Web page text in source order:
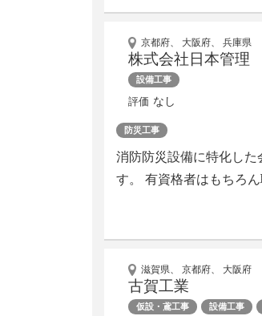
京都府、 大阪府、 兵庫県
株式会社日本管理
設備工事
評価 なし
防災工事
消防防災設備に特化した
す。 有資格者はもちろ
滋賀県、 京都府、 大阪府
古賀工業
仮設・鳶工事 設備工事